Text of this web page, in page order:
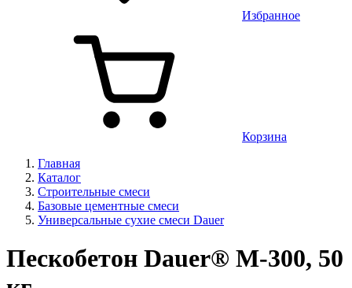
Избранное
Корзина
Главная
Каталог
Строительные смеси
Базовые цементные смеси
Универсальные сухие смеси Dauer
Пескобетон Dauer® М-300, 50